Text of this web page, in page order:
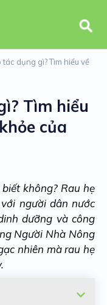
tác dụng gì? Tìm hiểu về
Tìm hiểu
của
biết không? Rau hẹ
người dân nước
dưỡng và công
Người Nhà Nông
nhiên mà rau hẹ